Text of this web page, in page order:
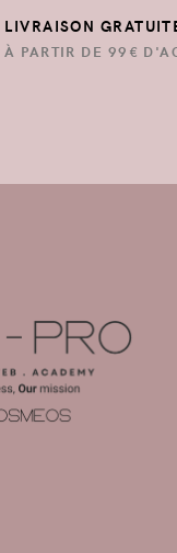
LIVRAISON
À PARTIR DE 99€